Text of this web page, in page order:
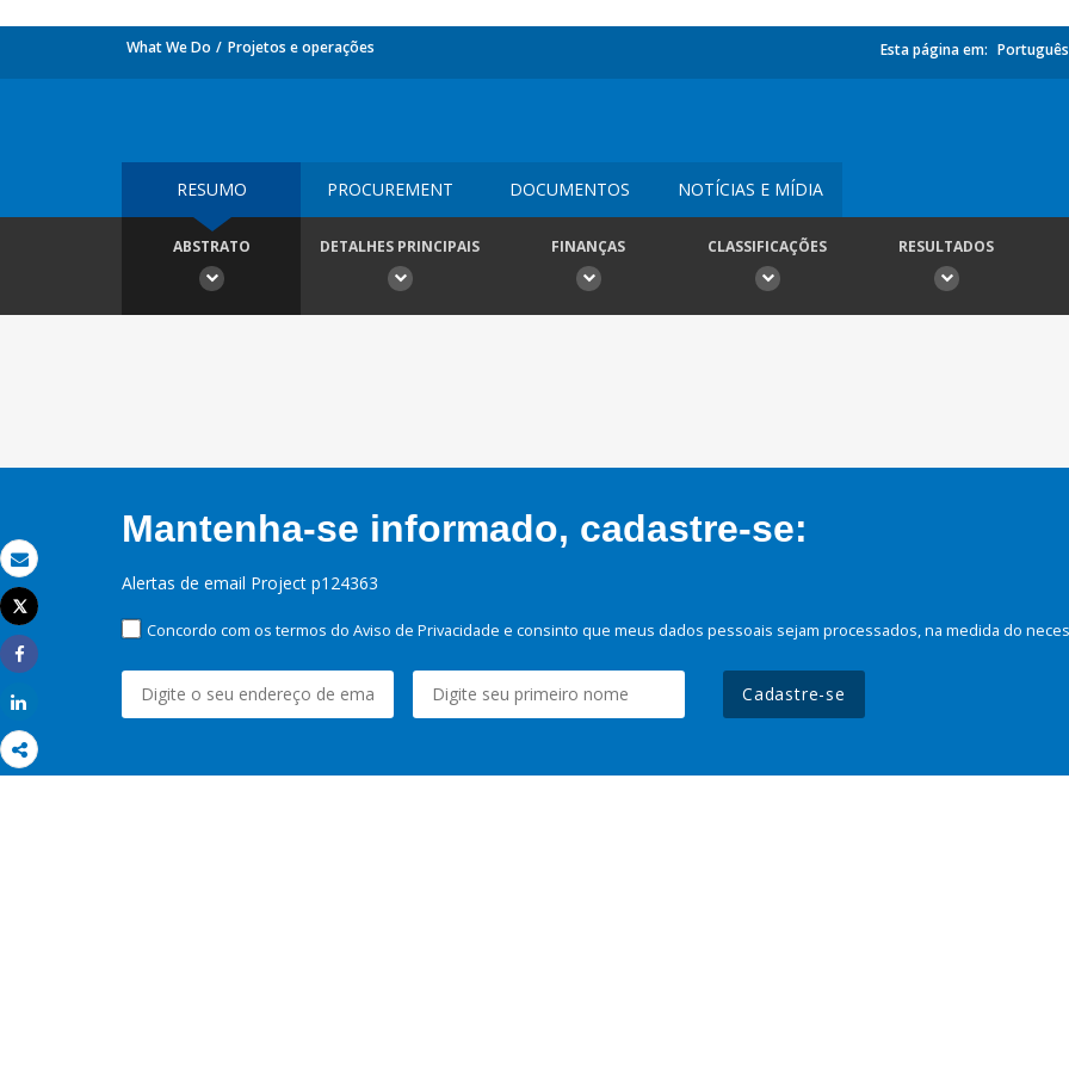
Email
Imprimir
Tweet
Share
What We Do Projetos e operações Esta página em: Português
RESUMO PROCUREMENT DOCUMENTOS NOTÍCIAS E MÍDIA
ABSTRATO DETALHES PRINCIPAIS FINANÇAS CLASSIFICAÇÕES RESULTADOS
Mantenha-se informado, cadastre-se:
Alertas de email Project p124363
Concordo com os termos do Aviso de Privacidade e consinto que meus dados pessoais sejam processados, na medida do
Cadastre-se